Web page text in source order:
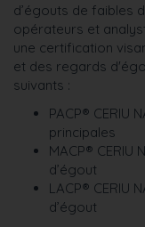
d’égouts de faibles
opérateurs et
une certification
et des regards
suivants :
PACP® CERIU
principales
MACP® CERIU
d’égout
LACP® CERIU
d’égout